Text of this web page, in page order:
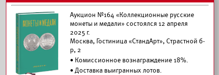
Аукцион №164 «Коллекционные русские
монеты и медали» состоялся 12 апреля
2025 г.
Москва, Гостиница «СтандАрт», Страстной б-
р, 2
• Комиссионное вознаграждение 18%.
• Доставка выигранных лотов.